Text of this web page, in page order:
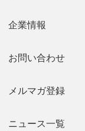
企業情報
お問い合わせ
メルマガ登録
ニュース一覧